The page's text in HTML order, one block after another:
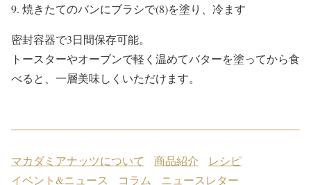
焼きたてのバンにブラシで(8)を塗り、冷ます
密封容器で3日間保存可能。
トースターやオーブンで軽く温めてバターを塗ってから食
べると、一層美味しくいただけます。
マカダミアナッツについて 商品紹介
レシピ
イベント&ニュース
コラム ニュースレター